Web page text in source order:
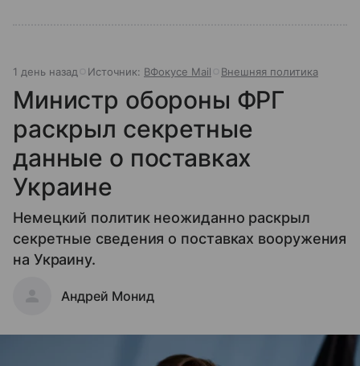
1 день назад Источник: ВФокусе Mail Внешняя политика
Министр обороны ФРГ
раскрыл секретные
данные о поставках
Украине
Немецкий политик неожиданно раскрыл
секретные сведения о поставках вооружения
на Украину.
Андрей Монид